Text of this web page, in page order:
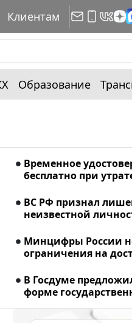
Клиентам
Образование
Временное
бесплатно при
ВС РФ признал
неизвестной
Минцифры России
ограничения на
В Госдуме
форме